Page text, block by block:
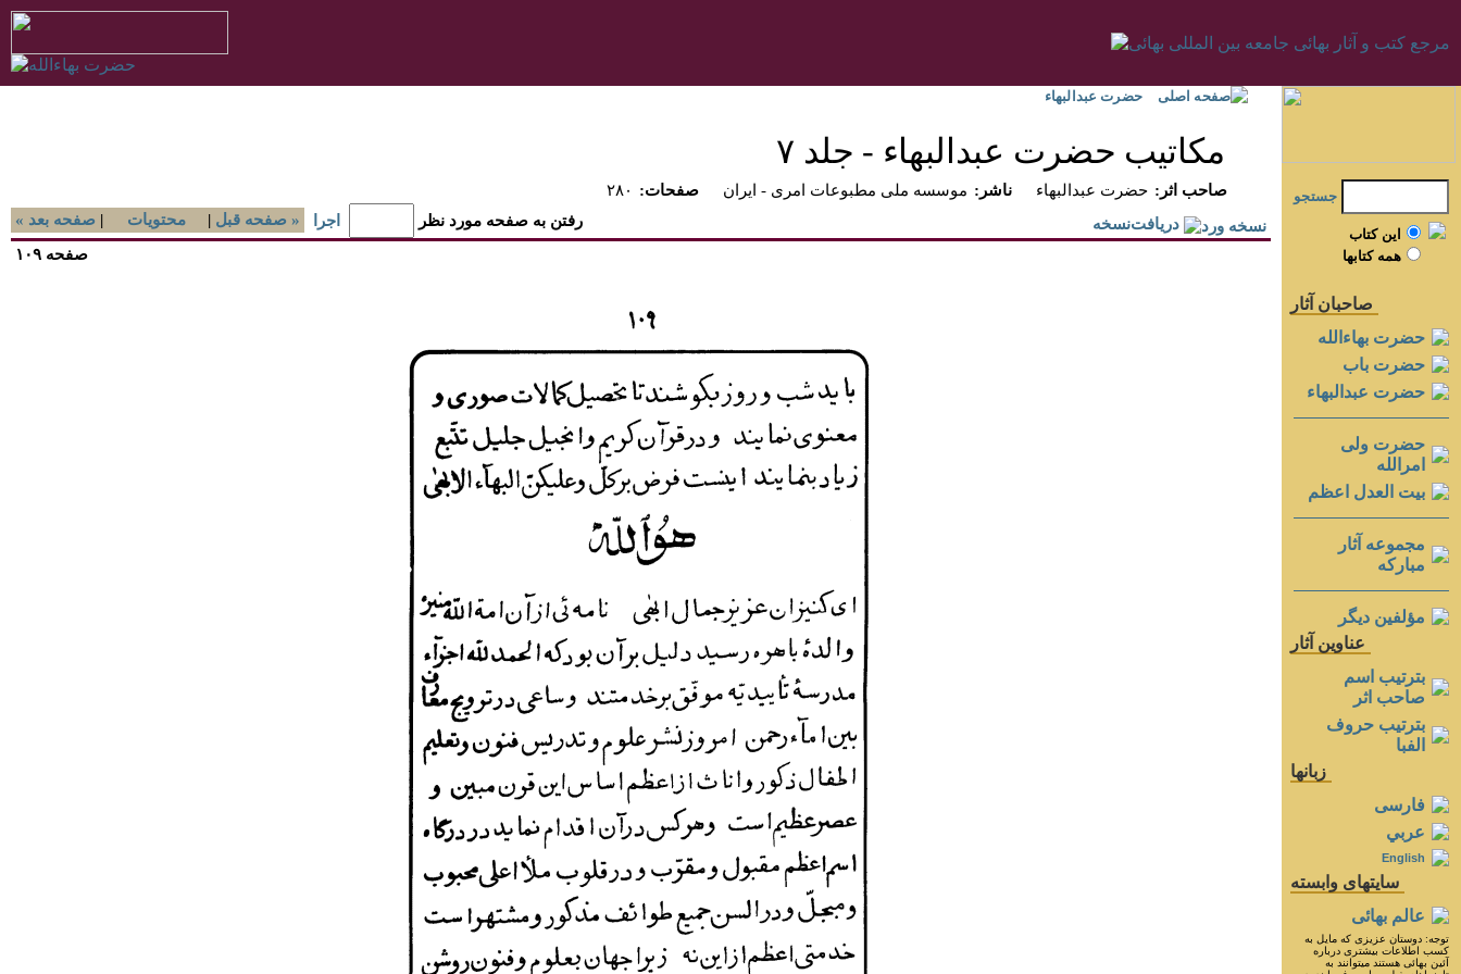
صفحه اصلی حضرت عبدالبهاء
مكاتيب حضرت عبدالبهاء - جلد ۷
۲۸۰ :صفحات موسسه ملی مطبوعات امری - ايران :ناشر حضرت عبدالبهاء
:صاحب اثر
« صفحه بعد | محتويات | صفحه قبل » رفتن به صفحه مورد نظر اجرا
جستجو
اين کتاب
همه کتابها
صاحبان آثار
حضرت بهاءالله
حضرت باب
حضرت عبدالبهاء
حضرت ولی
امرالله
بيت العدل اعظم
مجموعه آثار
مباركه
مؤلفين ديگر
عناوين آثار
بترتيب اسم
صاحب اثر
بترتيب حروف
الفبا
زبانها
فارسی
عربي
English
سايتهای وابسته
عالم بهائی
توجه: دوستان عزيزى كه مايل به
كسب اطلاعات بيشترى درباره
آئين بهائى هستند ميتوانند به